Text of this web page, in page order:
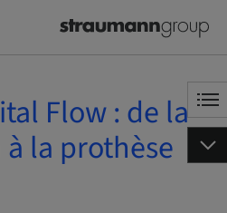
Flow : de la
la prothèse